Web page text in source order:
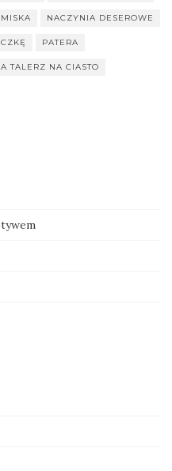
MISKA NACZYNIA DESEROWE
PATERA
TALERZ NA CIASTO